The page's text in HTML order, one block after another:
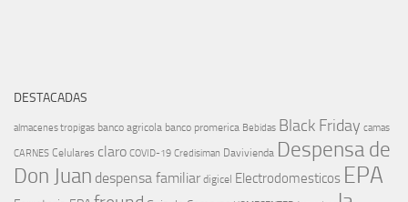
DESTACADAS
almacenes tropigas banco agricola banco promerica Bebidas Black Friday camas
CARNES Celulares claro COVID-19 Credisiman Davivienda Despensa de
Don Juan despensa familiar digicel Electrodomesticos EPA